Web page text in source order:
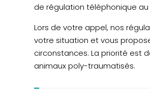
de régulation téléphonique au
Lors de votre appel, nos
votre situation et vous
circonstances. La priorité est
animaux poly-traumatisés.